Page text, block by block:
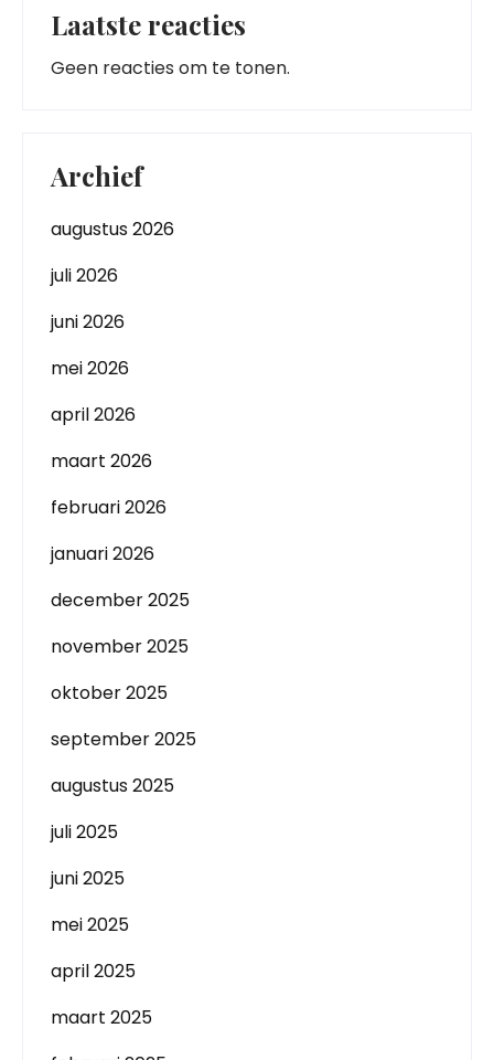
Laatste reacties
Geen reacties om te tonen.
Archief
augustus 2026
juli 2026
juni 2026
mei 2026
april 2026
maart 2026
februari 2026
januari 2026
december 2025
november 2025
oktober 2025
september 2025
augustus 2025
juli 2025
juni 2025
mei 2025
april 2025
maart 2025